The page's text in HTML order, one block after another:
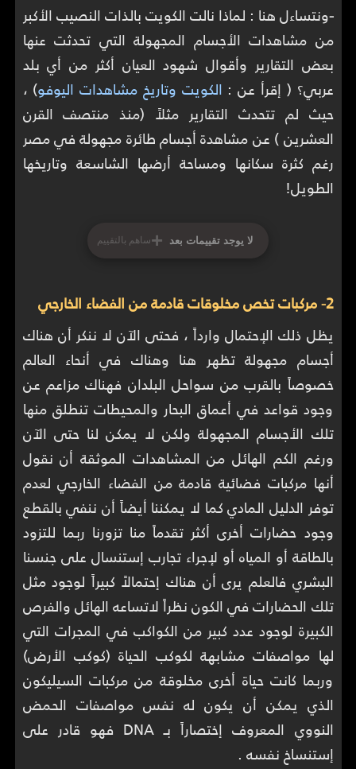
-ونتساءل هنا : لماذا نالت الكويت بالذات النصيب الأكبر
من مشاهدات الأجسام المجهولة التي تحدثت عنها
بعض التقارير وأقوال شهود العيان أكثر من أي بلد
عربي؟ ( إقرأ عن : الكويت وتاريخ مشاهدات اليوفو) ،
حيث لم تتحدث التقارير مثلاً (منذ منتصف القرن
العشرين ) عن مشاهدة أجسام طائرة مجهولة في مصر
رغم كثرة سكانها ومساحة أرضها الشاسعة وتاريخها
الطويل!
لا يوجد تقييمات بعد +ساهم بالتقييم
2- مركبات تخص مخلوقات قادمة من الفضاء الخارجي
يظل ذلك الإحتمال وارداً ، فحتى الآن لا ننكر أن هناك
أجسام مجهولة تظهر هنا وهناك في أنحاء العالم
خصوصاً بالقرب من سواحل البلدان فهناك مزاعم عن
وجود قواعد في أعماق البحار والمحيطات تنطلق منها
تلك الأجسام المجهولة ولكن لا يمكن لنا حتى الآن
ورغم الكم الهائل من المشاهدات الموثقة أن نقول
أنها مركبات فضائية قادمة من الفضاء الخارجي لعدم
توفر الدليل المادي كما لا يمكننا أيضاً أن ننفي بالقطع
وجود حضارات أخرى أكثر تقدماً منا تزورنا ربما للتزود
بالطاقة أو المياه أو لإجراء تجارب إستنسال على جنسنا
البشري فالعلم يرى أن هناك إحتمالاً كبيراً لوجود مثل
تلك الحضارات في الكون نظراً لاتساعه الهائل والفرص
الكبيرة لوجود عدد كبير من الكواكب في المجرات التي
لها مواصفات مشابهة لكوكب الحياة (كوكب الأرض)
وربما كانت حياة أخرى مخلوقة من مركبات السيليكون
الذي يمكن أن يكون له نفس مواصفات الحمض
النووي المعروف إختصاراً بـ DNA فهو قادر على
إستنساخ نفسه .